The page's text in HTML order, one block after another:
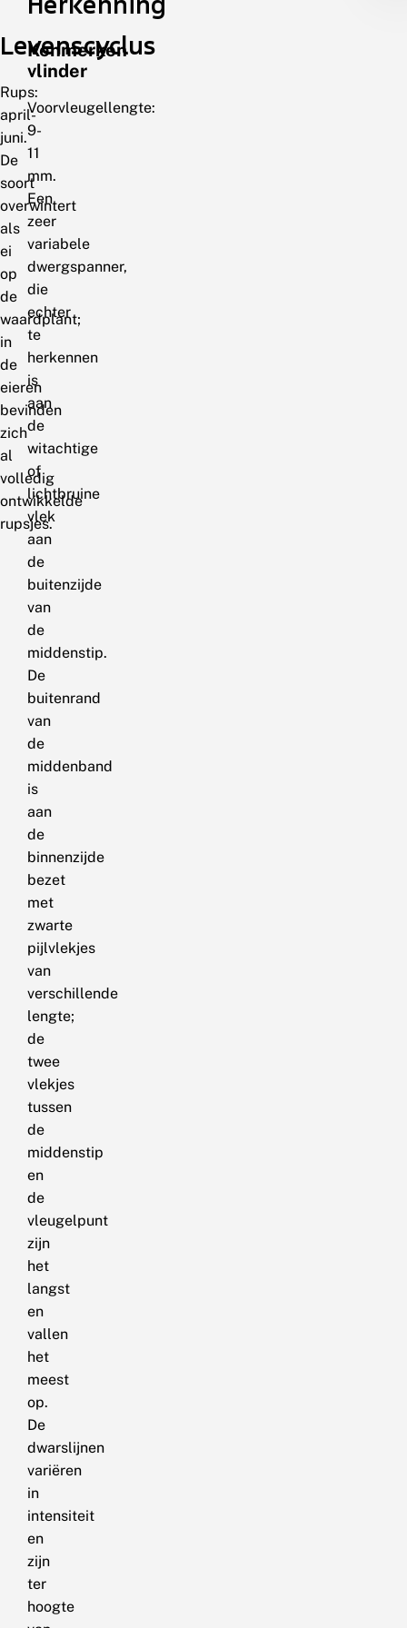
Levenscyclus
Rups:
april-
juni.
De
soort
overwintert
als
ei
op
de
waardplant;
in
de
eieren
bevinden
zich
al
volledig
ontwikkelde
rupsjes.
Kenmerken
vlinder
Voorvleugellengte:
9-
11
mm.
Een
zeer
variabele
dwergspanner,
die
echter
te
herkennen
is
aan
de
witachtige
of
lichtbruine
vlek
aan
de
buitenzijde
van
de
middenstip.
De
buitenrand
van
de
middenband
is
aan
de
binnenzijde
bezet
met
zwarte
pijlvlekjes
van
verschillende
lengte;
de
twee
vlekjes
tussen
de
middenstip
en
de
vleugelpunt
zijn
het
langst
en
vallen
het
meest
op.
De
dwarslijnen
variëren
in
intensiteit
en
zijn
ter
hoogte